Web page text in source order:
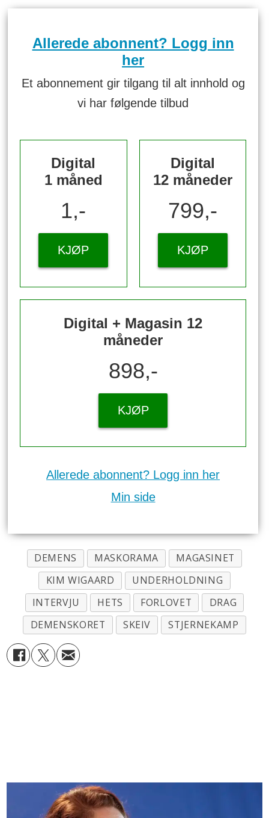
Allerede abonnent? Logg inn
her
Et abonnement gir tilgang til alt innhold og
vi har følgende tilbud
Digital
1 måned
1,-
KJØP
Digital
12 måneder
799,-
KJØP
Digital + Magasin 12
måneder
898,-
KJØP
Allerede abonnent? Logg inn her
Min side
DEMENS MASKORAMA
MAGASINET
KIM WIGAARD
UNDERHOLDNING
INTERVJU
HETS FORLOVET
DRAG
DEMENSKORET
SKEIV STJERNEKAMP